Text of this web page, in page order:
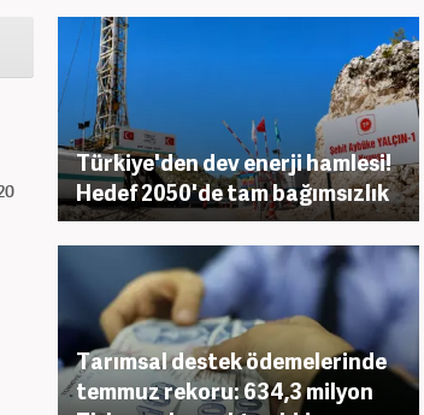
Türkiye'den dev enerji hamlesi!
Hedef 2050'de tam bağımsızlık
Tarımsal destek ödemelerinde
temmuz rekoru: 634,3 milyon